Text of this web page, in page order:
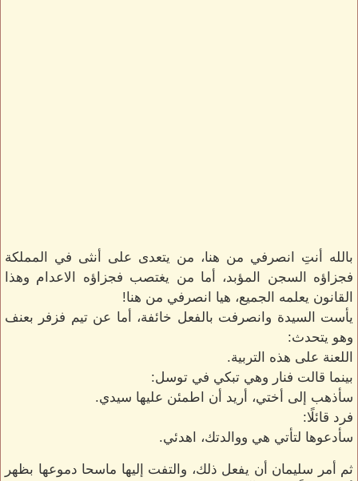
بالله أنتِ انصرفي من هنا، من يتعدى على أنثى في المملكة
فجزاؤه السجن المؤبد، أما من يغتصب فجزاؤه الاعدام وهذا
القانون يعلمه الجميع، هيا انصرفي من هنا!
يأست السيدة وانصرفت بالفعل خائفة، أما عن تيم فزفر بعنف
وهو يتحدث:
اللعنة على هذه التربية.
بينما قالت فنار وهي تبكي في توسل:
سأذهب إلى أختي، أريد أن اطمئن عليها سيدي.
فرد قائلًا:
سأدعوها لتأتي هي ووالدتك، اهدئي.
ثم أمر سليمان أن يفعل ذلك، والتفت إليها ماسحا دموعها بظهر